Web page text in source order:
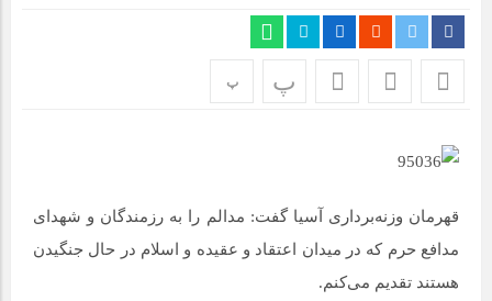
تیم شهدای مگاموتور در بزرگترین مسابقات گل کوچک جهان شرکت
کرد
پ پ
قهرمان وزنه‌برداری آسیا گفت: مدالم را به رزمندگان و شهدای
مدافع حرم که در میدان اعتقاد و عقیده و اسلام در حال جنگیدن
هستند تقدیم می‌کنم.